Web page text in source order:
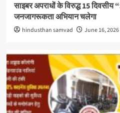
साइबर अपराधों के विरुद्ध 15
जनजागरूकता अभियान चलेगा
hindusthan samvad June 16, 2026